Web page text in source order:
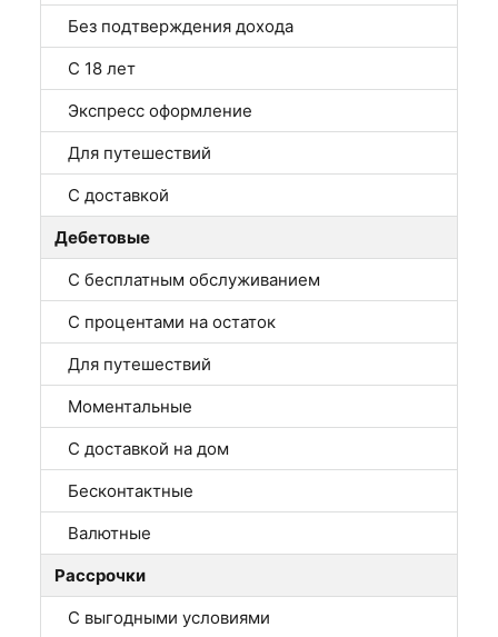
Без подтверждения дохода
С 18 лет
Экспресс оформление
Для путешествий
С доставкой
Дебетовые
С бесплатным обслуживанием
С процентами на остаток
Для путешествий
Моментальные
С доставкой на дом
Бесконтактные
Валютные
Рассрочки
С выгодными условиями